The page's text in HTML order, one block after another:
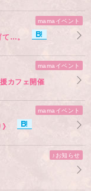
mamaイベント
…。
mamaイベント
カフェ開催
mamaイベント
♪お知らせ